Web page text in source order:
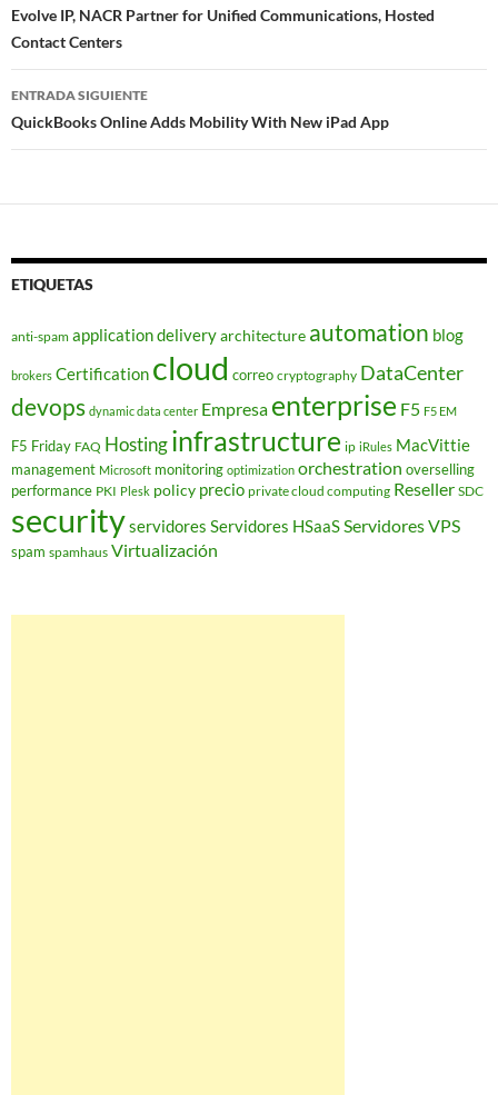
de
entradas
Evolve IP, NACR Partner for Unified Communications, Hosted
Contact Centers
ENTRADA SIGUIENTE
QuickBooks Online Adds Mobility With New iPad App
ETIQUETAS
anti-spam application deliveryarchitecture automation blog
brokers Certification cloud correo cryptography DataCenter
devops dynamic data center Empresa enterprise F5 F5 EM
F5 Friday FAQ Hostinginfrastructure ip iRules MacVittie
management Microsoft monitoring optimization orchestration overselling
performance PKI Plesk policy precio private cloud computing Reseller SDC
securityservidores Servidores HSaaSServidores VPS
spam spamhaus Virtualización